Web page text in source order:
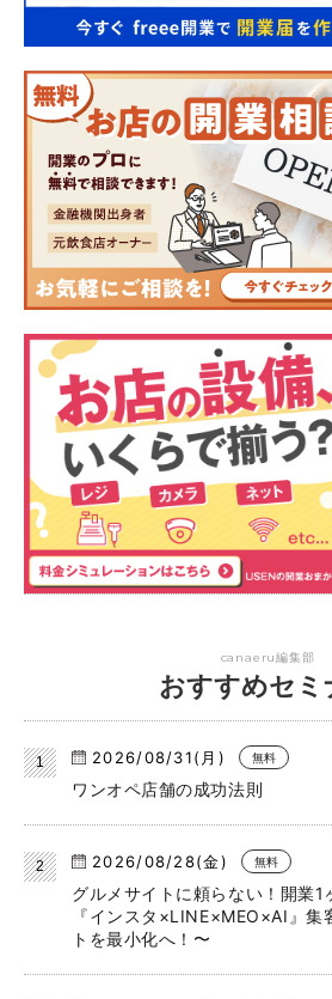
canaeru編集部
おすすめセミ
2026/08/31(月) 無料
ワンオペ店舗の成功法則
2026/08/28(金) 無料
グルメサイトに頼らない！開業1
『インスタ×LINE×MEO×AI』集
トを最小化へ！〜